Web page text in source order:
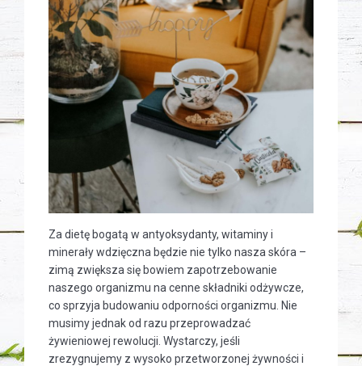
Za dietę bogatą w antyoksydanty, witaminy i
minerały wdzięczna będzie nie tylko nasza skóra –
zimą zwiększa się bowiem zapotrzebowanie
naszego organizmu na cenne składniki odżywcze,
co sprzyja budowaniu odporności organizmu. Nie
musimy jednak od razu przeprowadzać
żywieniowej rewolucji. Wystarczy, jeśli
zrezygnujemy z wysoko przetworzonej żywności i